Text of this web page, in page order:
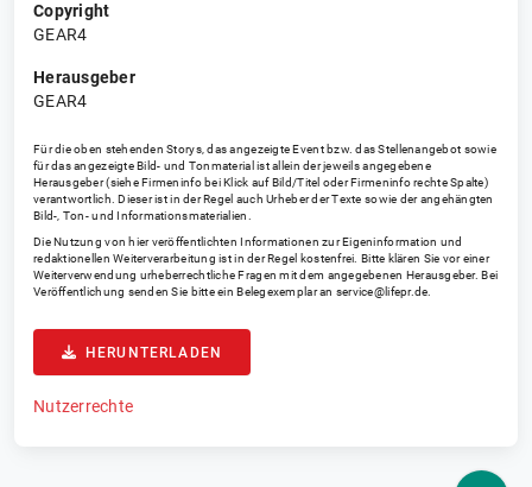
Copyright
GEAR4
Herausgeber
GEAR4
Für die oben stehenden Storys, das angezeigte Event bzw. das Stellenangebot sowie
für das angezeigte Bild- und Tonmaterial ist allein der jeweils angegebene
Herausgeber (siehe Firmeninfo bei Klick auf Bild/Titel oder Firmeninfo rechte Spalte)
verantwortlich. Dieser ist in der Regel auch Urheber der Texte sowie der angehängten
Bild-, Ton- und Informationsmaterialien.
Die Nutzung von hier veröffentlichten Informationen zur Eigeninformation und
redaktionellen Weiterverarbeitung ist in der Regel kostenfrei. Bitte klären Sie vor einer
Weiterverwendung urheberrechtliche Fragen mit dem angegebenen Herausgeber. Bei
Veröffentlichung senden Sie bitte ein Belegexemplar an service@lifepr.de
HERUNTERLADEN
Nutzerrechte